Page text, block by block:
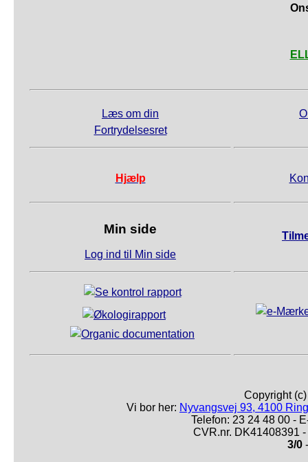
Læs om din
Fortrydelsesret
Hjælp
Min side
Log ind til Min side
Copyright
Vi bor her: Nyvangsvej 93, 4100
Telefon: 23 24 48 00 -
CVR.nr. DK41408391
3/0